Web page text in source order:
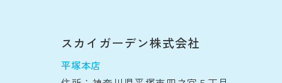
スカイガーデン株式会社
平塚本店